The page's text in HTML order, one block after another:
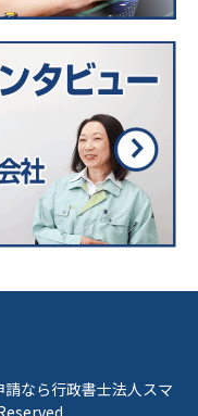
なら行政書士法人スマ